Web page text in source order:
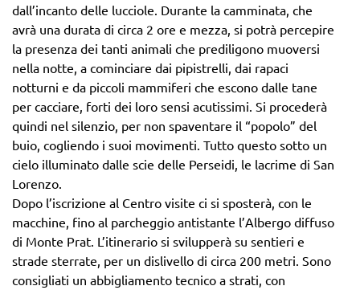
dall’incanto delle lucciole. Durante la camminata, che
avrà una durata di circa 2 ore e mezza, si potrà percepire
la presenza dei tanti animali che prediligono muoversi
nella notte, a cominciare dai pipistrelli, dai rapaci
notturni e da piccoli mammiferi che escono dalle tane
per cacciare, forti dei loro sensi acutissimi. Si procederà
quindi nel silenzio, per non spaventare il “popolo” del
buio, cogliendo i suoi movimenti. Tutto questo sotto un
cielo illuminato dalle scie delle Perseidi, le lacrime di San
Lorenzo.
Dopo l’iscrizione al Centro visite ci si sposterà, con le
macchine, fino al parcheggio antistante l’Albergo diffuso
di Monte Prat. L’itinerario si svilupperà su sentieri e
strade sterrate, per un dislivello di circa 200 metri. Sono
consigliati un abbigliamento tecnico a strati, con